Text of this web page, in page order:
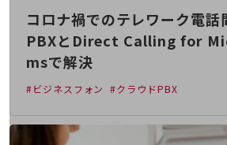
ご契約中サービスの一元管理
Web明細(ビリングステーション)
コロナ禍でのテレワーク電話
PBXとDirect Calling for
msで解決
#ビジネスフォン #クラウドPBX